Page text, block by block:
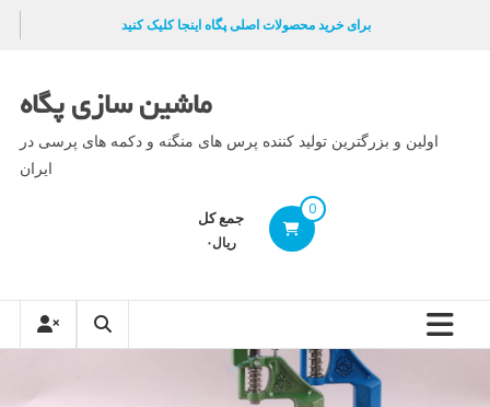
برای خرید محصولات اصلی پگاه اینجا کلیک کنید
ماشین سازی پگاه
اولین و بزرگترین تولید کننده پرس های منگنه و دکمه های پرسی در
ایران
0 جمع کل
ریال۰